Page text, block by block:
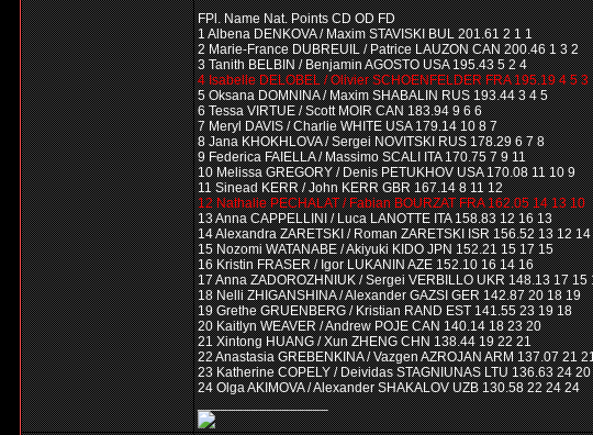
FPl. Name Nat. Points CD OD FD
1 Albena DENKOVA / Maxim STAVISKI BUL 201.61 2 1 1
2 Marie-France DUBREUIL / Patrice LAUZON CAN 200.46 1 3 2
3 Tanith BELBIN / Benjamin AGOSTO USA 195.43 5 2 4
4 Isabelle DELOBEL / Olivier SCHOENFELDER FRA 195.19 4 5 3
5 Oksana DOMNINA / Maxim SHABALIN RUS 193.44 3 4 5
6 Tessa VIRTUE / Scott MOIR CAN 183.94 9 6 6
7 Meryl DAVIS / Charlie WHITE USA 179.14 10 8 7
8 Jana KHOKHLOVA / Sergei NOVITSKI RUS 178.29 6 7 8
9 Federica FAIELLA / Massimo SCALI ITA 170.75 7 9 11
10 Melissa GREGORY / Denis PETUKHOV USA 170.08 11 10 9
11 Sinead KERR / John KERR GBR 167.14 8 11 12
12 Nathalie PECHALAT / Fabian BOURZAT FRA 162.05 14 13 10
13 Anna CAPPELLINI / Luca LANOTTE ITA 158.83 12 16 13
14 Alexandra ZARETSKI / Roman ZARETSKI ISR 156.52 13 12 14
15 Nozomi WATANABE / Akiyuki KIDO JPN 152.21 15 17 15
16 Kristin FRASER / Igor LUKANIN AZE 152.10 16 14 16
17 Anna ZADOROZHNIUK / Sergei VERBILLO UKR 148.13 17 15
18 Nelli ZHIGANSHINA / Alexander GAZSI GER 142.87 20 18 19
19 Grethe GRUENBERG / Kristian RAND EST 141.55 23 19 18
20 Kaitlyn WEAVER / Andrew POJE CAN 140.14 18 23 20
21 Xintong HUANG / Xun ZHENG CHN 138.44 19 22 21
22 Anastasia GREBENKINA / Vazgen AZROJAN ARM 137.07 21
23 Katherine COPELY / Deividas STAGNIUNAS LTU 136.63 24
24 Olga AKIMOVA / Alexander SHAKALOV UZB 130.58 22 24 24
_________________